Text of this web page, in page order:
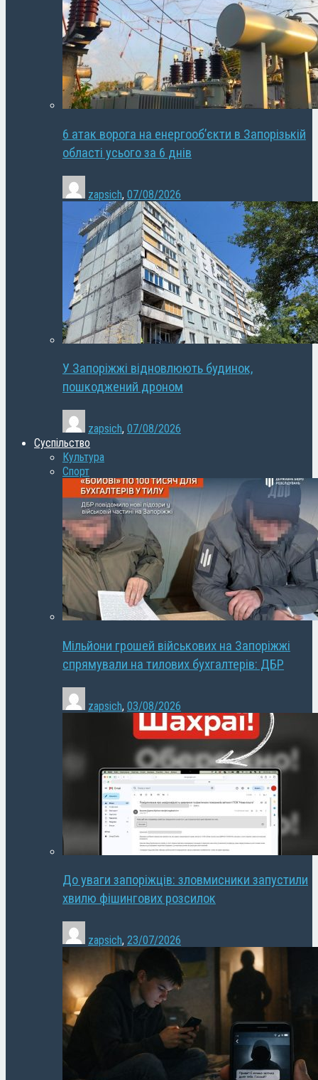
6 атак ворога на енергооб’єкти в Запорізькій
області усього за 6 днів
zapsich, 07/08/2026
У Запоріжжі відновлюють будинок,
пошкоджений дроном
zapsich, 07/08/2026
Суспільство
Культура
Спорт
Мільйони грошей військових на Запоріжжі
спрямували на тилових бухгалтерів: ДБР
zapsich, 03/08/2026
До уваги запоріжців: зловмисники запустили
хвилю фішингових розсилок
zapsich, 23/07/2026